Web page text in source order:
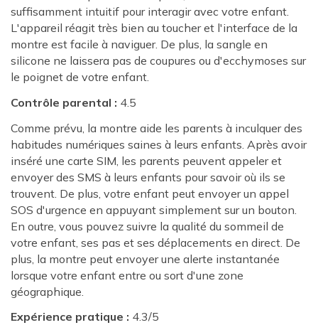
suffisamment intuitif pour interagir avec votre enfant.
L'appareil réagit très bien au toucher et l'interface de la
montre est facile à naviguer. De plus, la sangle en
silicone ne laissera pas de coupures ou d'ecchymoses sur
le poignet de votre enfant.
Contrôle parental : 4.5
Comme prévu, la montre aide les parents à inculquer des
habitudes numériques saines à leurs enfants. Après avoir
inséré une carte SIM, les parents peuvent appeler et
envoyer des SMS à leurs enfants pour savoir où ils se
trouvent. De plus, votre enfant peut envoyer un appel
SOS d'urgence en appuyant simplement sur un bouton.
En outre, vous pouvez suivre la qualité du sommeil de
votre enfant, ses pas et ses déplacements en direct. De
plus, la montre peut envoyer une alerte instantanée
lorsque votre enfant entre ou sort d'une zone
géographique.
Expérience pratique : 4.3/5